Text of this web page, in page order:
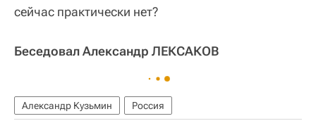
сейчас практически нет?
Беседовал Александр ЛЕКСАКОВ
Александр Кузьмин Россия